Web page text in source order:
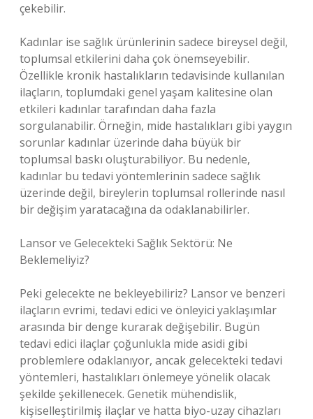
çekebilir.
Kadınlar ise sağlık ürünlerinin sadece bireysel değil,
toplumsal etkilerini daha çok önemseyebilir.
Özellikle kronik hastalıkların tedavisinde kullanılan
ilaçların, toplumdaki genel yaşam kalitesine olan
etkileri kadınlar tarafından daha fazla
sorgulanabilir. Örneğin, mide hastalıkları gibi yaygın
sorunlar kadınlar üzerinde daha büyük bir
toplumsal baskı oluşturabiliyor. Bu nedenle,
kadınlar bu tedavi yöntemlerinin sadece sağlık
üzerinde değil, bireylerin toplumsal rollerinde nasıl
bir değişim yaratacağına da odaklanabilirler.
Lansor ve Gelecekteki Sağlık Sektörü: Ne
Beklemeliyiz?
Peki gelecekte ne bekleyebiliriz? Lansor ve benzeri
ilaçların evrimi, tedavi edici ve önleyici yaklaşımlar
arasında bir denge kurarak değişebilir. Bugün
tedavi edici ilaçlar çoğunlukla mide asidi gibi
problemlere odaklanıyor, ancak gelecekteki tedavi
yöntemleri, hastalıkları önlemeye yönelik olacak
şekilde şekillenecek. Genetik mühendislik,
kişiselleştirilmiş ilaçlar ve hatta biyo-uzay cihazları